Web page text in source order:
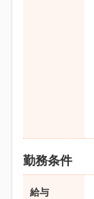
勤務条件
給与